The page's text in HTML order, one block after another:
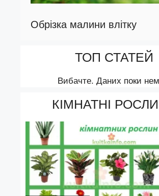
Обрізка малини влітку
ТОП СТАТЕЙ
Вибачте. Даних поки
КІМНАТНІ